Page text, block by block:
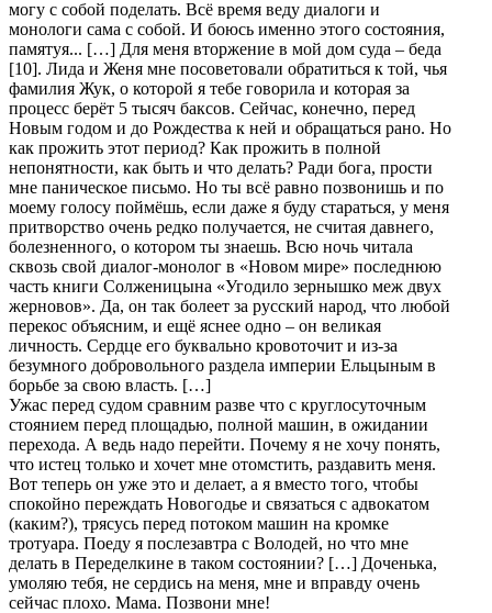
могу с собой поделать. Всё время веду диалоги и
монологи сама с собой. И боюсь именно этого состояния,
памятуя... […] Для меня вторжение в мой дом суда – беда
[10]. Лида и Женя мне посоветовали обратиться к той, чья
фамилия Жук, о которой я тебе говорила и которая за
процесс берёт 5 тысяч баксов. Сейчас, конечно, перед
Новым годом и до Рождества к ней и обращаться рано. Но
как прожить этот период? Как прожить в полной
непонятности, как быть и что делать? Ради бога, прости
мне паническое письмо. Но ты всё равно позвонишь и по
моему голосу поймёшь, если даже я буду стараться, у меня
притворство очень редко получается, не считая давнего,
болезненного, о котором ты знаешь. Всю ночь читала
сквозь свой диалог-монолог в «Новом мире» последнюю
часть книги Солженицына «Угодило зернышко меж двух
жерновов». Да, он так болеет за русский народ, что любой
перекос объясним, и ещё яснее одно – он великая
личность. Сердце его буквально кровоточит и из-за
безумного добровольного раздела империи Ельцыным в
борьбе за свою власть. […]
Ужас перед судом сравним разве что с круглосуточным
стоянием перед площадью, полной машин, в ожидании
перехода. А ведь надо перейти. Почему я не хочу понять,
что истец только и хочет мне отомстить, раздавить меня.
Вот теперь он уже это и делает, а я вместо того, чтобы
спокойно переждать Новогодье и связаться с адвокатом
(каким?), трясусь перед потоком машин на кромке
тротуара. Поеду я послезавтра с Володей, но что мне
делать в Переделкине в таком состоянии? […] Доченька,
умоляю тебя, не сердись на меня, мне и вправду очень
сейчас плохо. Мама. Позвони мне!